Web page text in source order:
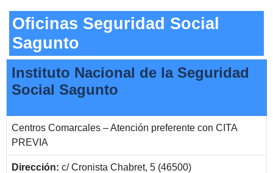
Oficinas Seguridad Social
Sagunto
Instituto Nacional de la Seguridad
Social Sagunto
Centros Comarcales – Atención preferente con CITA
PREVIA
Dirección: c/ Cronista Chabret, 5 (46500)